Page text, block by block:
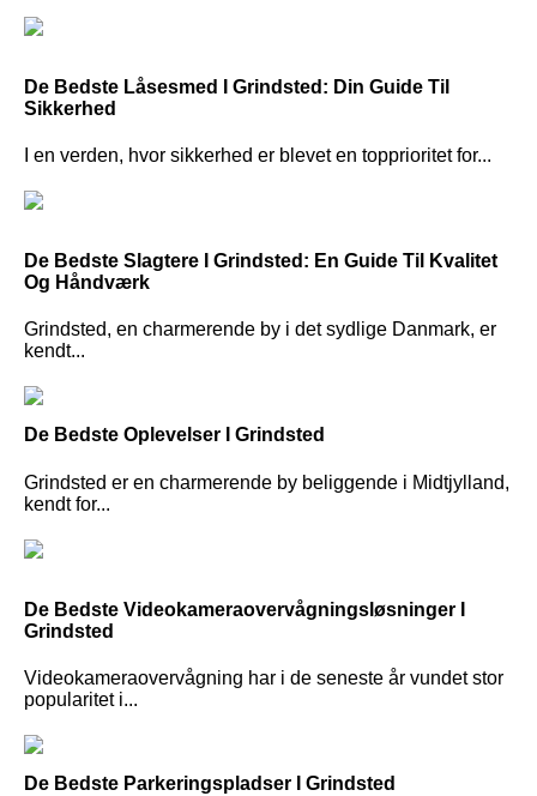
De Bedste Låsesmed I Grindsted: Din Guide Til
Sikkerhed
I en verden, hvor sikkerhed er blevet en topprioritet for...
De Bedste Slagtere I Grindsted: En Guide Til Kvalitet
Og Håndværk
Grindsted, en charmerende by i det sydlige Danmark, er
kendt...
De Bedste Oplevelser I Grindsted
Grindsted er en charmerende by beliggende i Midtjylland,
kendt for...
De Bedste Videokameraovervågningsløsninger I
Grindsted
Videokameraovervågning har i de seneste år vundet stor
popularitet i...
De Bedste Parkeringspladser I Grindsted